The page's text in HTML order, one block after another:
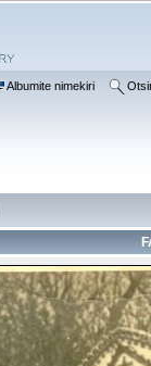
Albumite nimekiri